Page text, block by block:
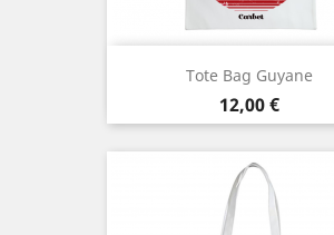
Tote Bag Guyane
Prix
12,00 €